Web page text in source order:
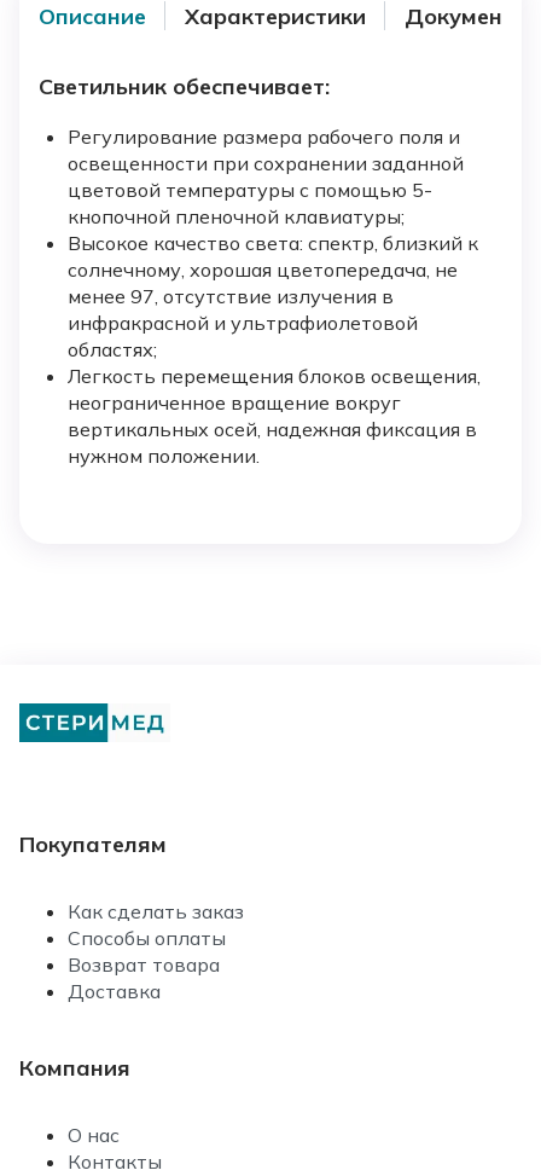
Описание Характеристики Документы
Светильник обеспечивает:
Регулирование размера рабочего поля и
освещенности при сохранении заданной
цветовой температуры с помощью 5-
кнопочной пленочной клавиатуры;
Высокое качество света: спектр, близкий к
солнечному, хорошая цветопередача, не
менее 97, отсутствие излучения в
инфракрасной и ультрафиолетовой
областях;
Легкость перемещения блоков освещения,
неограниченное вращение вокруг
вертикальных осей, надежная фиксация в
нужном положении.
Покупателям
Как сделать заказ
Способы оплаты
Возврат товара
Доставка
Компания
О нас
Контакты